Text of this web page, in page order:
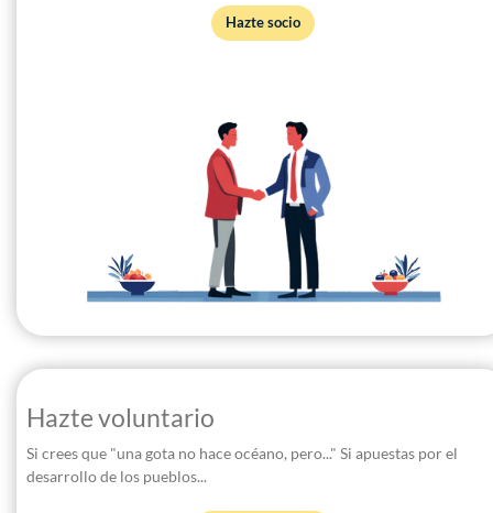
Hazte socio
Hazte voluntario
Si crees que "una gota no hace océano, pero..." Si apuestas por el
desarrollo de los pueblos...